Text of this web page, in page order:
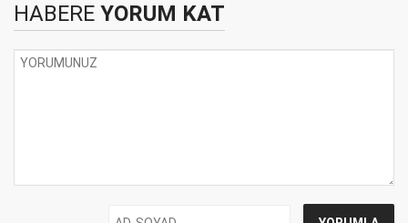
HABERE YORUM KAT